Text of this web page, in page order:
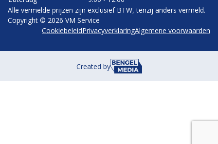
Alle vermelde prijzen zijn exclusief BTW, tenzij anders vermeld.
Copyright © 2026 VM Service
CookiebeleidPrivacyverklaringAlgemene voorwaarden
Created by